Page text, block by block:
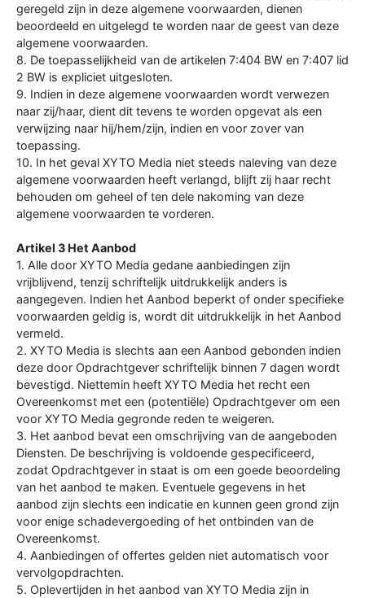
geregeld zijn in deze algemene voorwaarden, dienen
beoordeeld en uitgelegd te worden naar de geest van deze
algemene voorwaarden.
8. De toepasselijkheid van de artikelen 7:404 BW en 7:407 lid
2 BW is expliciet uitgesloten.
9. Indien in deze algemene voorwaarden wordt verwezen
naar zij/haar, dient dit tevens te worden opgevat als een
verwijzing naar hij/hem/zijn, indien en voor zover van
toepassing.
10. In het geval XYTO Media niet steeds naleving van deze
algemene voorwaarden heeft verlangd, blijft zij haar recht
behouden om geheel of ten dele nakoming van deze
algemene voorwaarden te vorderen.
Artikel 3 Het Aanbod
1. Alle door XYTO Media gedane aanbiedingen zijn
vrijblijvend, tenzij schriftelijk uitdrukkelijk anders is
aangegeven. Indien het Aanbod beperkt of onder specifieke
voorwaarden geldig is, wordt dit uitdrukkelijk in het Aanbod
vermeld.
2. XYTO Media is slechts aan een Aanbod gebonden indien
deze door Opdrachtgever schriftelijk binnen 7 dagen wordt
bevestigd. Niettemin heeft XYTO Media het recht een
Overeenkomst met een (potentiële) Opdrachtgever om een
voor XYTO Media gegronde reden te weigeren.
3. Het aanbod bevat een omschrijving van de aangeboden
Diensten. De beschrijving is voldoende gespecificeerd,
zodat Opdrachtgever in staat is om een goede beoordeling
van het aanbod te maken. Eventuele gegevens in het
aanbod zijn slechts een indicatie en kunnen geen grond zijn
voor enige schadevergoeding of het ontbinden van de
Overeenkomst.
4. Aanbiedingen of offertes gelden niet automatisch voor
vervolgopdrachten.
5. Oplevertijden in het aanbod van XYTO Media zijn in